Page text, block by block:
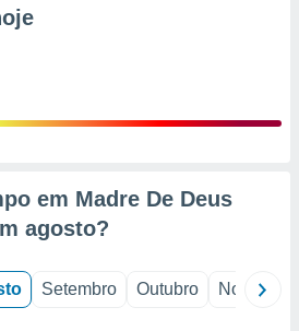
em Madre De Deus
agosto?
Setembro Outubro Novembro